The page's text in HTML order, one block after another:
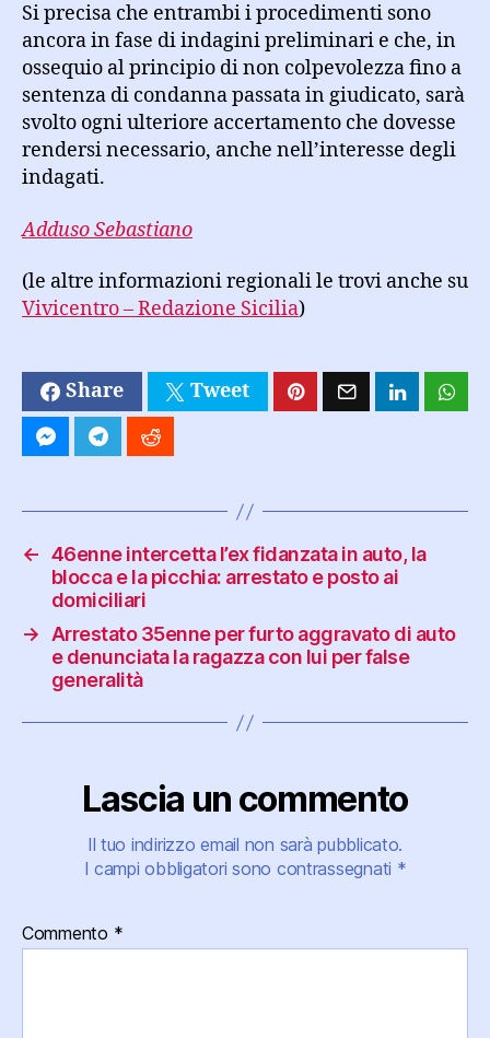
Si precisa che entrambi i procedimenti sono
ancora in fase di indagini preliminari e che, in
ossequio al principio di non colpevolezza fino a
sentenza di condanna passata in giudicato, sarà
svolto ogni ulteriore accertamento che dovesse
rendersi necessario, anche nell’interesse degli
indagati.
Adduso Sebastiano
(le altre informazioni regionali le trovi anche su
Vivicentro – Redazione Sicilia)
Share Tweet
← 46enne intercetta l’ex fidanzata in auto, la
blocca e la picchia: arrestato e posto ai
domiciliari
→ Arrestato 35enne per furto aggravato di auto
e denunciata la ragazza con lui per false
generalità
Lascia un commento
Il tuo indirizzo email non sarà pubblicato.
I campi obbligatori sono contrassegnati *
Commento *